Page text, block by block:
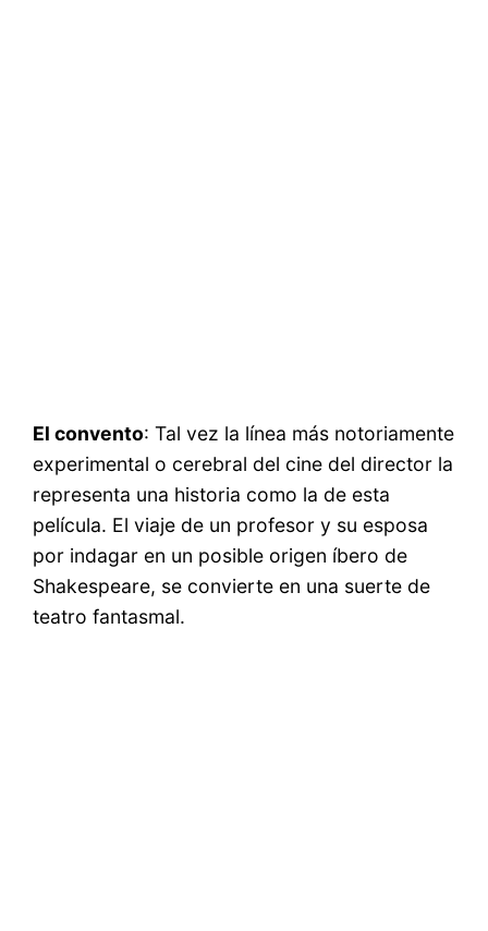
El convento: Tal vez la línea más notoriamente
experimental o cerebral del cine del director la
representa una historia como la de esta
película. El viaje de un profesor y su esposa
por indagar en un posible origen íbero de
Shakespeare, se convierte en una suerte de
teatro fantasmal.